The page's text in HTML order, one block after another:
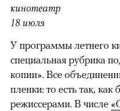
кинотеатр
18 июля
У программы летнего
специальная рубрика
копии». Все
пленки: то есть так,
режиссерами. В числе